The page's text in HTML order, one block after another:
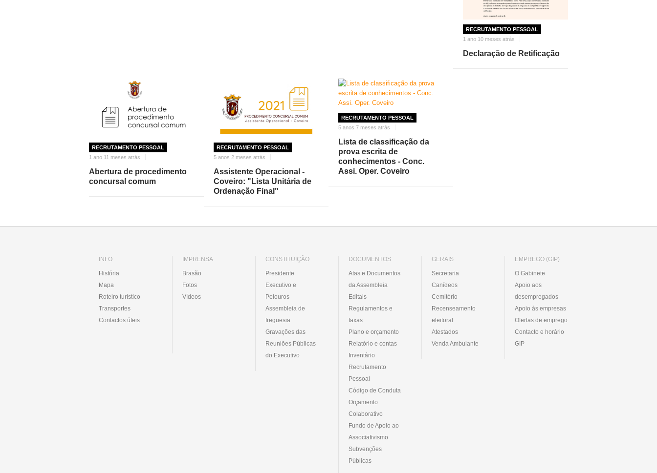
RECRUTAMENTO PESSOAL
1 ano 10 meses atrás
Declaração de Retificação
RECRUTAMENTO PESSOAL
1 ano 11 meses atrás
Abertura de procedimento
concursal comum
RECRUTAMENTO PESSOAL
5 anos 2 meses atrás
Assistente Operacional -
Coveiro: "Lista Unitária de
Ordenação Final"
RECRUTAMENTO PESSOAL
5 anos 7 meses atrás
Lista de classificação da
prova escrita de
conhecimentos - Conc.
Assi. Oper. Coveiro
INFO
História
Mapa
Roteiro turístico
Transportes
Contactos úteis
IMPRENSA
Brasão
Fotos
Vídeos
CONSTITUIÇÃO
Presidente
Executivo e
Pelouros
Assembleia de
freguesia
Gravações das
Reuniões Públicas
do Executivo
DOCUMENTOS
Atas e Documentos
da Assembleia
Editais
Regulamentos e
taxas
Plano e orçamento
Relatório e contas
Inventário
Recrutamento
Pessoal
Código de Conduta
Orçamento
Colaborativo
Fundo de Apoio ao
Associativismo
Subvenções
Públicas
GERAIS
Secretaria
Canídeos
Cemitério
Recenseamento
eleitoral
Atestados
Venda Ambulante
EMPREGO (GIP)
O Gabinete
Apoio aos
desempregados
Apoio às empresas
Ofertas de emprego
Contacto e horário
GIP